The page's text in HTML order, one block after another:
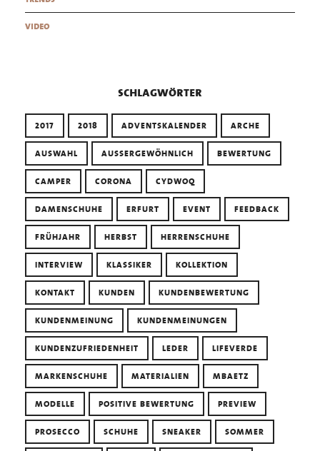
video
schlagwörter
2017 2018 ADVENTSKALENDER ARCHE
AUSWAHL AUSSERGEWÖHNLICH BEWERTUNG
CAMPER CORONA CYDWOQ
DAMENSCHUHE ERFURT EVENT FEEDBACK
FRÜHJAHR HERBST HERRENSCHUHE
INTERVIEW KLASSIKER KOLLEKTION
KONTAKT KUNDEN KUNDENBEWERTUNG
KUNDENMEINUNG KUNDENMEINUNGEN
KUNDENZUFRIEDENHEIT LEDER LIFEVERDE
MARKENSCHUHE MATERIALIEN MBAETZ
MODELLE POSITIVE BEWERTUNG PREVIEW
PROSECCO SCHUHE SNEAKER SOMMER